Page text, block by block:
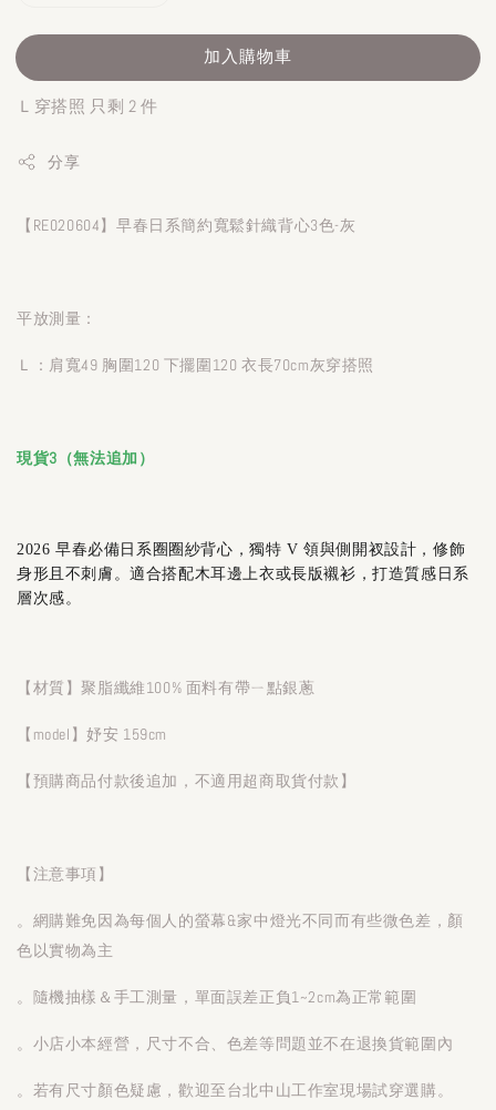
加入購物車
Ｌ穿搭照 只剩 2 件
分享
【RE020604】早春日系簡約寬鬆針織背心3色-灰
平放測量：
Ｌ：肩寬49 胸圍120 下擺圍120 衣長70cm灰穿搭照
現貨3（無法追加）
2026 早春必備日系圈圈紗背心，獨特 V 領與側開衩設計，修飾
身形且不刺膚。適合搭配木耳邊上衣或長版襯衫，打造質感日系
層次感。
【材質】聚脂纖維100% 面料有帶ㄧ點銀蔥
【model】妤安 159cm
【預購商品付款後追加，不適用超商取貨付款】
【注意事項】
。網購難免因為每個人的螢幕&家中燈光不同而有些微色差，顏
色以實物為主
。隨機抽樣＆手工測量，單面誤差正負1~2cm為正常範圍
。小店小本經營，尺寸不合、色差等問題並不在退換貨範圍內
。若有尺寸顏色疑慮，歡迎至台北中山工作室現場試穿選購。